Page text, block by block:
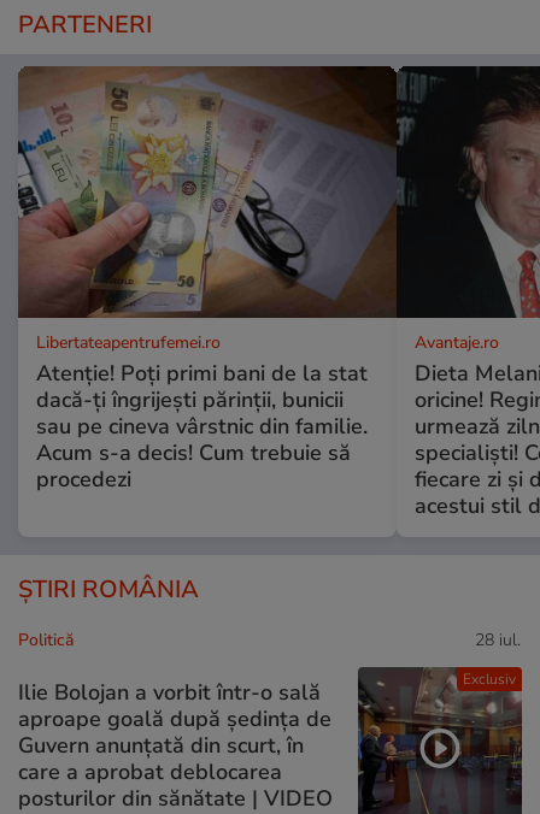
PARTENERI
Libertateapentrufemei.ro
Atenție! Poți primi bani de la stat
dacă-ți îngrijești părinții, bunicii
sau pe cineva vârstnic din familie.
Acum s-a decis! Cum trebuie să
procedezi
Avantaje.ro
Dieta
oricine!
urmează
specialiști!
fiecare zi și
acestui stil
ȘTIRI ROMÂNIA
Exclusiv
Politică 28 iul.
Ilie Bolojan a vorbit într-o sală
aproape goală după ședința de
Guvern anunțată din scurt, în
care a aprobat deblocarea
posturilor din sănătate | VIDEO